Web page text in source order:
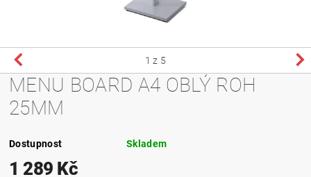
1 z 5
MENU BOARD A4 OBLÝ ROH
25MM
Dostupnost Skladem
1 289 Kč